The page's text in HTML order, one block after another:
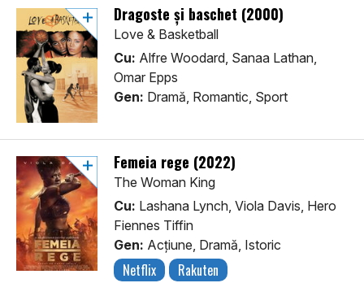
Dragoste și baschet (2000)
Love & Basketball
Cu: Alfre Woodard, Sanaa Lathan,
Omar Epps
Gen: Dramă, Romantic, Sport
Femeia rege (2022)
The Woman King
Cu: Lashana Lynch, Viola Davis, Hero
Fiennes Tiffin
Gen: Acţiune, Dramă, Istoric
Netflix Rakuten